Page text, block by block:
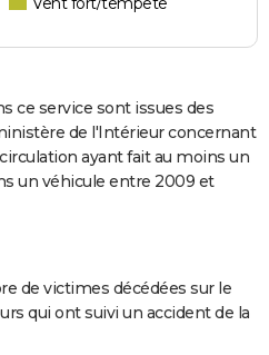
ce service sont issues des
de l'Intérieur concernant
ayant fait au moins un
un véhicule entre 2009 et
de victimes décédées sur le
qui ont suivi un accident de la